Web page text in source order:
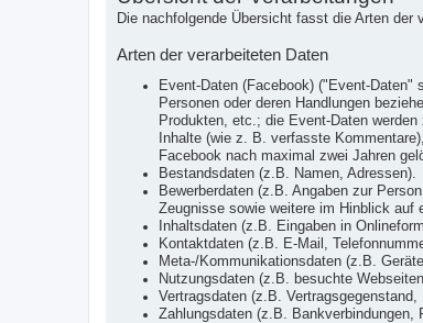
Die nachfolgende Übersicht fasst die Arten der
Arten der verarbeiteten Daten
Event-Daten (Facebook) ("Event-
Personen oder deren Handlungen
Produkten, etc.; die Event-Daten
Inhalte (wie z. B. verfasste
Facebook nach maximal zwei Jahren
Bestandsdaten (z.B. Namen, Adressen).
Bewerberdaten (z.B. Angaben zur
Zeugnisse sowie weitere im Hinblick auf
Inhaltsdaten (z.B. Eingaben in
Kontaktdaten (z.B. E-Mail,
Meta-/Kommunikationsdaten (z.B.
Nutzungsdaten (z.B. besuchte
Vertragsdaten (z.B. Vertragsgegenstand,
Zahlungsdaten (z.B. Bankverbindungen,